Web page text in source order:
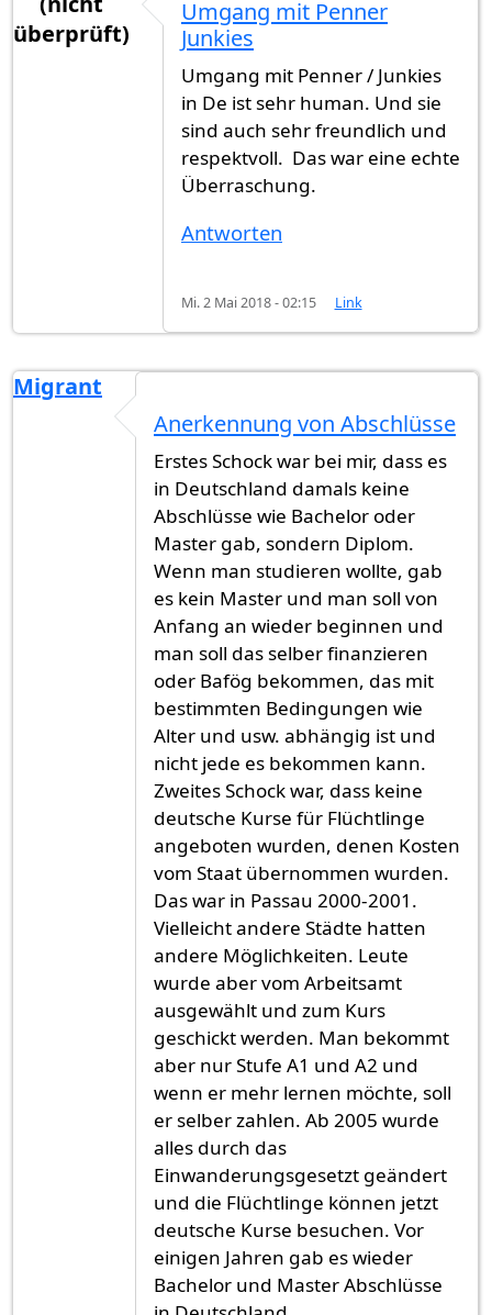
überprüft)
Umgang mit Penner
Junkies
Umgang mit Penner / Junkies
in De ist sehr human. Und sie
sind auch sehr freundlich und
respektvoll. Das war eine echte
Überraschung.
Antworten
Mi. 2 Mai 2018 - 02:15 Link
Migrant
Anerkennung von Abschlüsse
Erstes Schock war bei mir, dass es
in Deutschland damals keine
Abschlüsse wie Bachelor oder
Master gab, sondern Diplom.
Wenn man studieren wollte, gab
es kein Master und man soll von
Anfang an wieder beginnen und
man soll das selber finanzieren
oder Bafög bekommen, das mit
bestimmten Bedingungen wie
Alter und usw. abhängig ist und
nicht jede es bekommen kann.
Zweites Schock war, dass keine
deutsche Kurse für Flüchtlinge
angeboten wurden, denen Kosten
vom Staat übernommen wurden.
Das war in Passau 2000-2001.
Vielleicht andere Städte hatten
andere Möglichkeiten. Leute
wurde aber vom Arbeitsamt
ausgewählt und zum Kurs
geschickt werden. Man bekommt
aber nur Stufe A1 und A2 und
wenn er mehr lernen möchte, soll
er selber zahlen. Ab 2005 wurde
alles durch das
Einwanderungsgesetzt geändert
und die Flüchtlinge können jetzt
deutsche Kurse besuchen. Vor
einigen Jahren gab es wieder
Bachelor und Master Abschlüsse